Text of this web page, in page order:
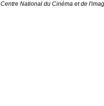
Centre National du Cinéma et de